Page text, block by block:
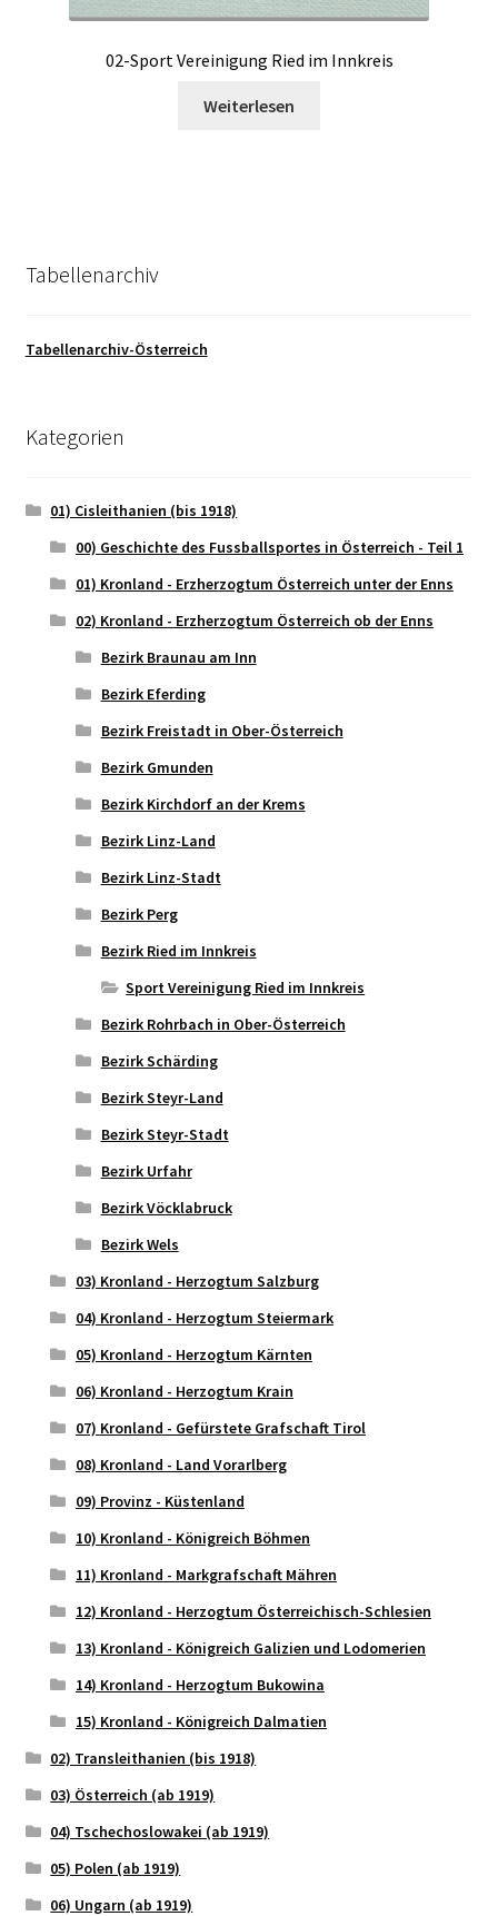
02-Sport Vereinigung Ried im Innkreis
Weiterlesen
Tabellenarchiv
Tabellenarchiv-Österreich
Kategorien
01) Cisleithanien (bis 1918)
00) Geschichte des Fussballsportes in Österreich - Teil 1
01) Kronland - Erzherzogtum Österreich unter der Enns
02) Kronland - Erzherzogtum Österreich ob der Enns
Bezirk Braunau am Inn
Bezirk Eferding
Bezirk Freistadt in Ober-Österreich
Bezirk Gmunden
Bezirk Kirchdorf an der Krems
Bezirk Linz-Land
Bezirk Linz-Stadt
Bezirk Perg
Bezirk Ried im Innkreis
Sport Vereinigung Ried im Innkreis
Bezirk Rohrbach in Ober-Österreich
Bezirk Schärding
Bezirk Steyr-Land
Bezirk Steyr-Stadt
Bezirk Urfahr
Bezirk Vöcklabruck
Bezirk Wels
03) Kronland - Herzogtum Salzburg
04) Kronland - Herzogtum Steiermark
05) Kronland - Herzogtum Kärnten
06) Kronland - Herzogtum Krain
07) Kronland - Gefürstete Grafschaft Tirol
08) Kronland - Land Vorarlberg
09) Provinz - Küstenland
10) Kronland - Königreich Böhmen
11) Kronland - Markgrafschaft Mähren
12) Kronland - Herzogtum Österreichisch-Schlesien
13) Kronland - Königreich Galizien und Lodomerien
14) Kronland - Herzogtum Bukowina
15) Kronland - Königreich Dalmatien
02) Transleithanien (bis 1918)
03) Österreich (ab 1919)
04) Tschechoslowakei (ab 1919)
05) Polen (ab 1919)
06) Ungarn (ab 1919)